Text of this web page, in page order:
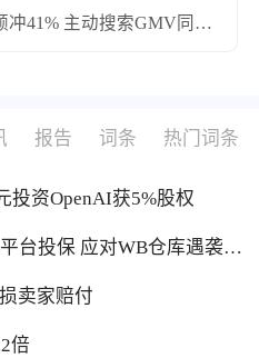
冲41% 主动搜索GMV同比
报告 词条 热门词条
投资OpenAI获5%股权
台投保 应对WB仓库遇袭卖
卖家赔付
倍